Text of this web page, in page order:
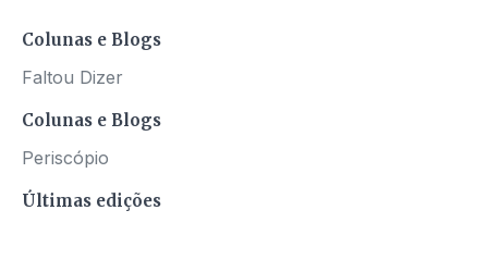
Colunas e Blogs
Faltou Dizer
Colunas e Blogs
Periscópio
Últimas edições